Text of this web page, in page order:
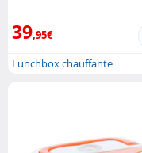
39,95€
Lunchbox chauffante